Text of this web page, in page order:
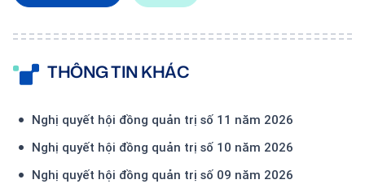
THÔNG TIN KHÁC
Nghị quyết hội đồng quản trị số 11 năm 2026
Nghị quyết hội đồng quản trị số 10 năm 2026
Nghị quyết hội đồng quản trị số 09 năm 2026